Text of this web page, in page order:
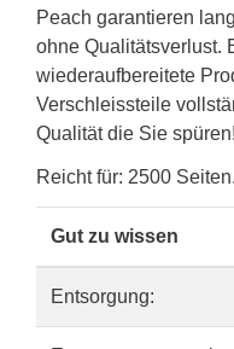
Peach garantieren
ohne Qualitätsverlust.
wiederaufbereitete
Verschleissteile
Qualität die Sie spüren!
Reicht für: 2500 Seiten.
Gut zu wissen
Entsorgung: